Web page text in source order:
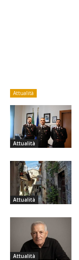
Attualità
Attualità
Attualità
Attualità